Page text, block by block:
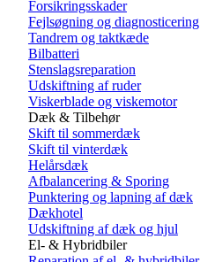
Forsikringsskader
Fejlsøgning og diagnosticering
Tandrem og taktkæde
Bilbatteri
Stenslagsreparation
Udskiftning af ruder
Viskerblade og viskemotor
Dæk & Tilbehør
Skift til sommerdæk
Skift til vinterdæk
Helårsdæk
Afbalancering & Sporing
Punktering og lapning af dæk
Dækhotel
Udskiftning af dæk og hjul
El- & Hybridbiler